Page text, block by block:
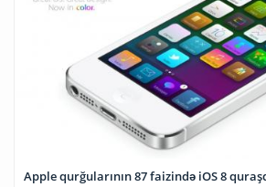
Apple qurğularının 87 faizində iOS 8